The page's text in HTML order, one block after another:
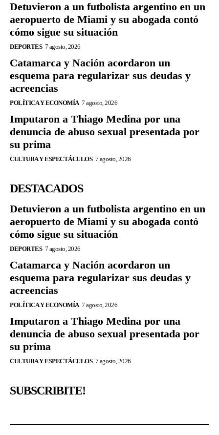
Detuvieron a un futbolista argentino en un
aeropuerto de Miami y su abogada contó
cómo sigue su situación
DEPORTES 7 agosto, 2026
Catamarca y Nación acordaron un
esquema para regularizar sus deudas y
acreencias
POLÍTICA Y ECONOMÍA 7 agosto, 2026
Imputaron a Thiago Medina por una
denuncia de abuso sexual presentada por
su prima
CULTURA Y ESPECTÁCULOS 7 agosto, 2026
DESTACADOS
Detuvieron a un futbolista argentino en un
aeropuerto de Miami y su abogada contó
cómo sigue su situación
DEPORTES 7 agosto, 2026
Catamarca y Nación acordaron un
esquema para regularizar sus deudas y
acreencias
POLÍTICA Y ECONOMÍA 7 agosto, 2026
Imputaron a Thiago Medina por una
denuncia de abuso sexual presentada por
su prima
CULTURA Y ESPECTÁCULOS 7 agosto, 2026
SUBSCRIBITE!